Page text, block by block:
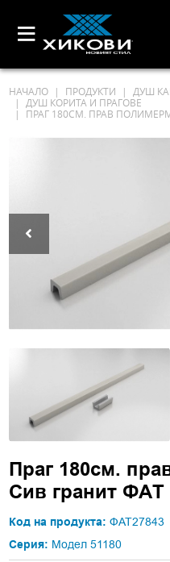
НАЧАЛО ПРОДУКТИ
ДУШ
ДУШ КОРИТА И ПРАГОВЕ
ПРАГ 180СМ. ПРАВ
Праг 180см.
Сив гранит ФАТ
Код на продукта: ФАТ27843
Серия: Модел 51180